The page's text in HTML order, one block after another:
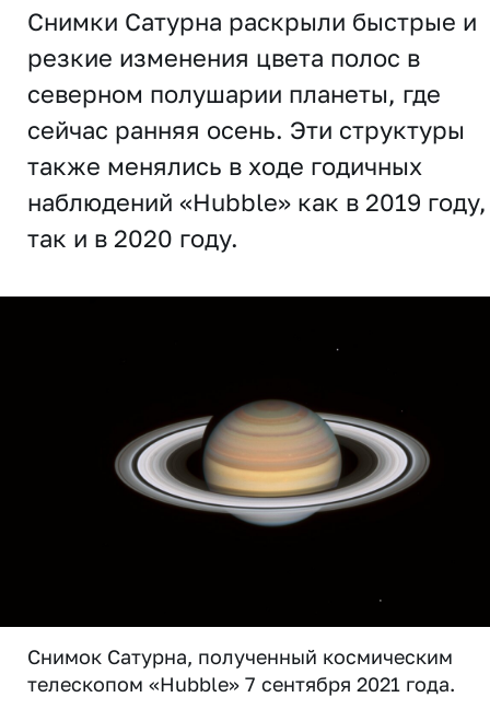
Снимки Сатурна раскрыли быстрые и
резкие изменения цвета полос в
северном полушарии планеты, где
сейчас ранняя осень. Эти структуры
также менялись в ходе годичных
наблюдений «Hubble» как в 2019 году,
так и в 2020 году.
Снимок Сатурна, полученный космическим
телескопом «Hubble» 7 сентября 2021 года.